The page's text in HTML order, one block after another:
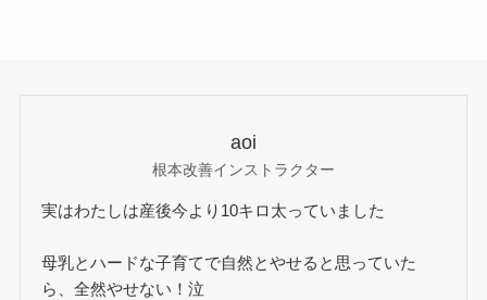
aoi
根本改善インストラクター
実はわたしは産後今より10キロ太っていました
母乳とハードな子育てで自然とやせると思っていた
ら、全然やせない！泣